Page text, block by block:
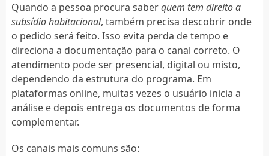
Quando a pessoa procura saberquem tem direito a
subsídio habitacional, também precisa descobrir onde
o pedido será feito. Isso evita perda de tempo e
direciona a documentação para o canal correto. O
atendimento pode ser presencial, digital ou misto,
dependendo da estrutura do programa. Em
plataformas online, muitas vezes o usuário inicia a
análise e depois entrega os documentos de forma
complementar.
Os canais mais comuns são: